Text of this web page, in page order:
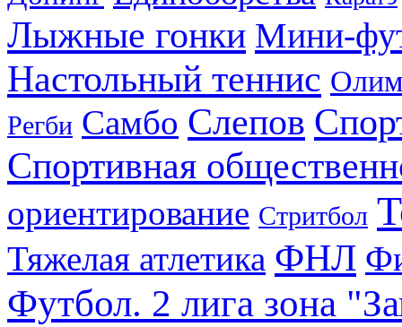
Лыжные гонки Мини-
Настольный теннис
Регби Самбо Слепов
Спортивная
ориентирование Стритбол
Тяжелая атлетика ФНЛ
Футбол. 2 лига зона